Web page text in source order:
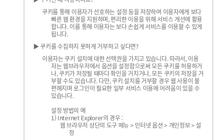
쿠키를 통해 이용자가 선호하는 설정 등을 저장하여 이용자에게 보다
빠른 웹 환경을 지원하며, 편리한 이용을 위해 서비스 개선에 활용
합니다. 이를 통해 이용자는 보다 손쉽게 서비스를 이용할 수 있게
됩니다.
▶ 쿠키를 수집하지 못하게 거부하고 싶다면?
이용자는 쿠키 설치에 대한 선택권을 가지고 있습니다. 따라서, 이용
자는 웹브라우저에서 옵션을 설정함으로써 모든 쿠키를 허용하거
나, 쿠키가 저장될 때마다 확인을 거치거나, 모든 쿠키의 저장을 거
부할 수도 있습니다. 다만, 쿠키 설치를 거부할 경우 웹 사용이 불
편해지며 로그인이 필요한 일부 서비스 이용에 어려움이 있을 수
있습니다.
설정 방법의 예
1) Internet Explorer의 경우 :
웹 브라우저 상단의 도구 메뉴 > 인터넷 옵션 > 개인정보 > 설
정